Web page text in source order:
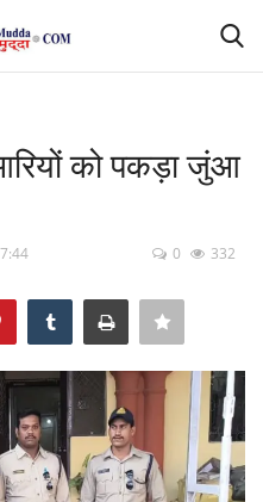
को पकड़ा जुंआ
0 332